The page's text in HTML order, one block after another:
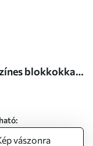
vászonra